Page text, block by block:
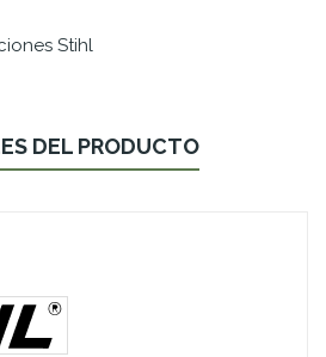
Stihl
DEL PRODUCTO